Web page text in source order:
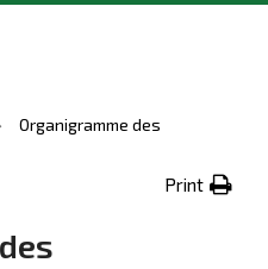
Organigramme des
Print